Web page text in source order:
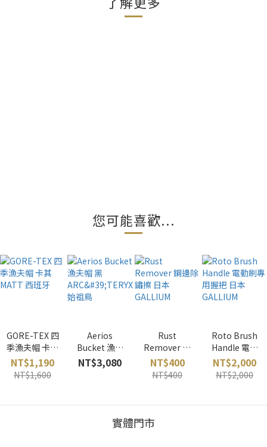
您可能喜歡...
GORE-TEX 四
季漁夫帽 卡其
MATT 西班牙
NT$1,190
NT$1,600
Aerios
Bucket 漁夫
帽 黑
ARC'TERYX
NT$3,080
Rust
Remover 鋼
邊除鏽擦 日本
GALLIUM
NT$400
NT$400
Roto Brush
Handle 電動
刷專用握把 日
本 GALLIUM
NT$2,000
NT$2,000
實體門市